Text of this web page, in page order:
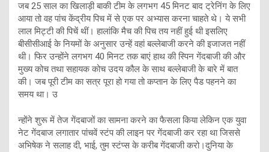
जब 25 साल का खिलाड़ी बाकी टीम के लगभग 45 मिनट बाद ट्रेनिंग के लिए
आया तो वह पांच केंद्रीय पिच में से एक पर अभ्यास करना चाहते थे। ये सभी
लाल मिट्टी की पिचें थीं। हालांकि मैच की पिच तय नहीं हुई थी इसलिए
बीसीसीआई के नियमों के अनुसार उन्हें वहां बल्लेबाजी करने की इजाजत नहीं
थी। फिर उन्होंने लगभग 40 मिनट तक बाएं हाथ की स्पिन गेंदबाजी की और
मुख्य कोच तथा सहायक कोच उदय कौल के साथ बल्लेबाजी के बारे में बात
की। जब पूरी टीम का सत्र पूरा हो गया तो कप्तान के लिए पैड पहनने का
समय था। उ
न्होंने शुरू में तेज गेंदबाजों का सामना करने का फैसला किया लेकिन एक युवा
नेट गेंदबाज लगातार पांचवें स्टंप की लाइन पर गेंदबाजी कर रहा था जिससे
अभिषेक ने सलाह दी, भाई, तुम स्टंप्स के करीब गेंदबाजी करो।दुनिया के